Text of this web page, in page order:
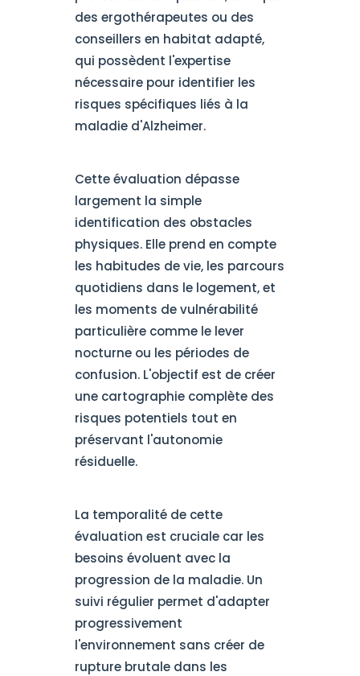
des ergothérapeutes ou des
conseillers en habitat adapté,
qui possèdent l'expertise
nécessaire pour identifier les
risques spécifiques liés à la
maladie d'Alzheimer.
Cette évaluation dépasse
largement la simple
identification des obstacles
physiques. Elle prend en compte
les habitudes de vie, les parcours
quotidiens dans le logement, et
les moments de vulnérabilité
particulière comme le lever
nocturne ou les périodes de
confusion. L'objectif est de créer
une cartographie complète des
risques potentiels tout en
préservant l'autonomie
résiduelle.
La temporalité de cette
évaluation est cruciale car les
besoins évoluent avec la
progression de la maladie. Un
suivi régulier permet d'adapter
progressivement
l'environnement sans créer de
rupture brutale dans les